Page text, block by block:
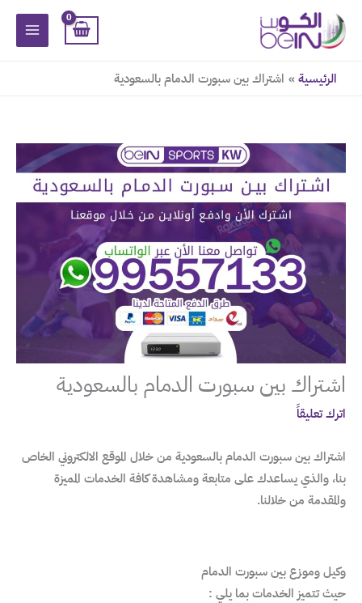
تخطي
المحتوى
الرئيسية
اشتراك بين سبورت الدمام بالسعودية
اشتراك بين سبورت الدمام بالسعودية
اترك تعليقاً
اشتراك بين سبورت الدمام بالسعودية من خلال الموقع الالكتروني الخاص
بنا، والذي يساعدك على متابعة ومشاهدة كافة الخدمات المميزة
والمقدمة من خلالنا.
وكيل وموزع بين سبورت الدمام
حيث تتميز الخدمات بما يلي :